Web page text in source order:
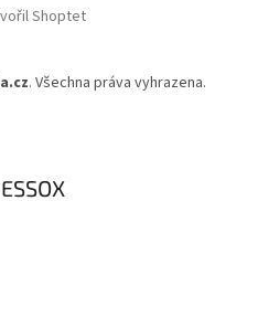
Shoptet
. Všechna práva vyhrazena.